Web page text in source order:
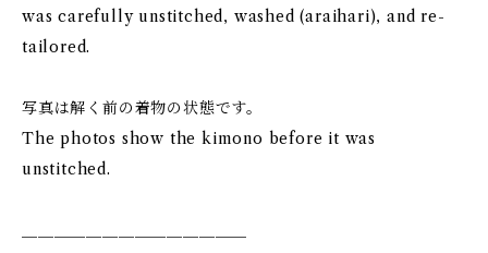
was carefully unstitched, washed (araihari), and re-
tailored.
写真は解く前の着物の状態です。
The photos show the kimono before it was
unstitched.